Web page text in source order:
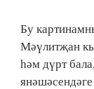
Бу
Мәүлитҗан
һәм дүрт